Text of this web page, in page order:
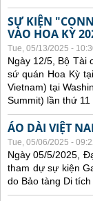
SỰ KIỆN
VÀO HOA KỲ
Tue, 05/13/2025 -
Ngày 12/5, Bộ Tài
sứ quán Hoa Kỳ
Vietnam) tại
Summit) lần thứ 11
ÁO DÀI VIỆT
Tue, 05/06/2025 -
Ngày 05/5/2025,
tham dự sự kiện
do Bảo tàng Di